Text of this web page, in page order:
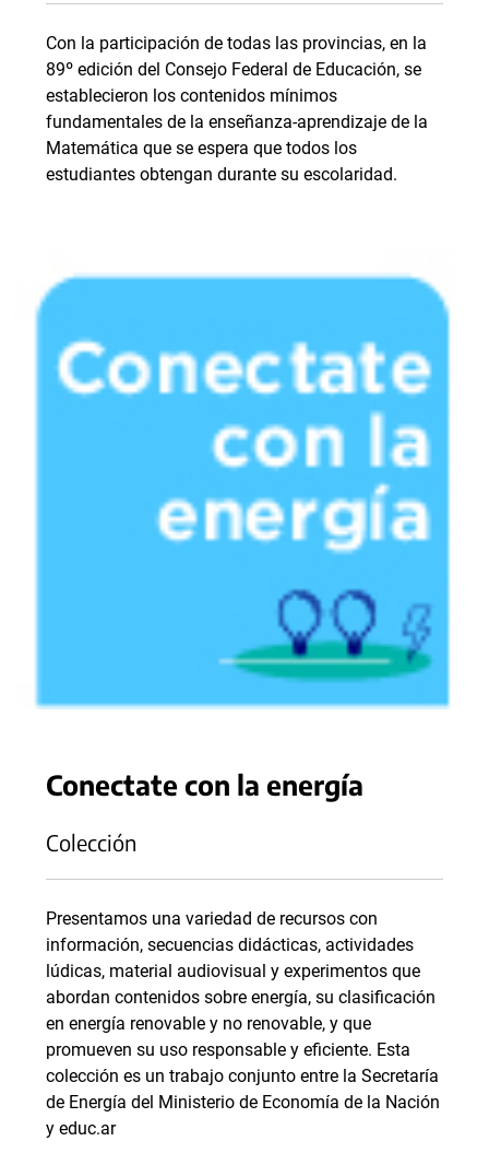
Con la participación de todas las provincias, en la
89º edición del Consejo Federal de Educación, se
establecieron los contenidos mínimos
fundamentales de la enseñanza-aprendizaje de la
Matemática que se espera que todos los
estudiantes obtengan durante su escolaridad.
Conectate con la energía
Colección
Presentamos una variedad de recursos con
información, secuencias didácticas, actividades
lúdicas, material audiovisual y experimentos que
abordan contenidos sobre energía, su clasificación
en energía renovable y no renovable, y que
promueven su uso responsable y eficiente. Esta
colección es un trabajo conjunto entre la Secretaría
de Energía del Ministerio de Economía de la Nación
y educ.ar